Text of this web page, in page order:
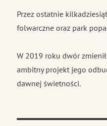
Przez ostatnie
folwarczne oraz park
W 2019 roku dwór
ambitny projekt jego
dawnej świetności.